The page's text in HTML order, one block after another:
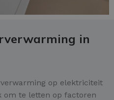
in
op elektriciteit
om te letten op factoren